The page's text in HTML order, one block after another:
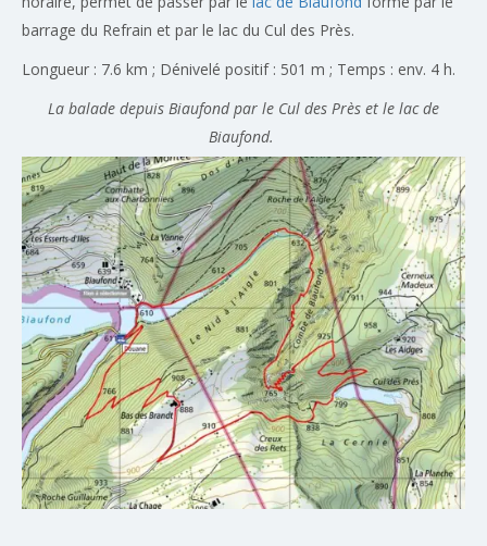
barrage du Refrain et par le lac du Cul des Près.
Longueur : 7.6 km ; Dénivelé positif : 501 m ; Temps : env. 4 h.
La balade depuis Biaufond par le Cul des Près et le lac de
Biaufond.